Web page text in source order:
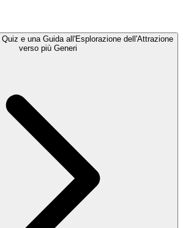
e una Guida all'Esplorazione dell'Attrazione
verso più Generi